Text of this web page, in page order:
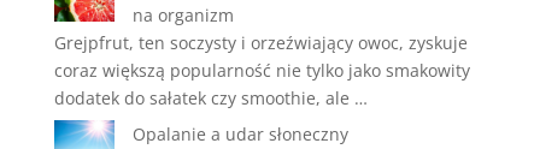
na organizm
Grejpfrut, ten soczysty i orzeźwiający owoc, zyskuje
coraz większą popularność nie tylko jako smakowity
dodatek do sałatek czy smoothie, ale …
Opalanie a udar słoneczny